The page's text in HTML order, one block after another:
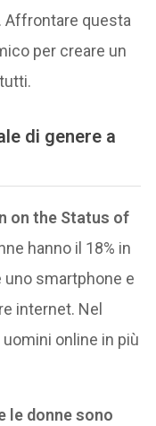
Affrontare questa
per creare un
di genere a
on the Status of
hanno il 18% in
smartphone e
internet. Nel
online in più
le donne sono